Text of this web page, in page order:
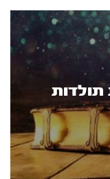
תולדות